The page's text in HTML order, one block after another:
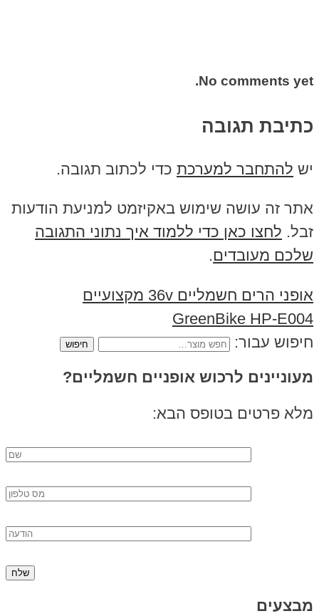
No comments yet.
כתיבת תגובה
יש להתחבר למערכת כדי לכתוב תגובה.
אתר זה עושה שימוש באקיזמט למניעת הודעות
זבל. לחצו כאן כדי ללמוד איך נתוני התגובה
שלכם מעובדים.
אופני הרים חשמליים 36v מקצועיים
GreenBike HP-E004
חיפוש עבור:
מעוניינים לרכוש אופניים חשמליים?
מלא פרטים בטופס הבא:
מבצעים